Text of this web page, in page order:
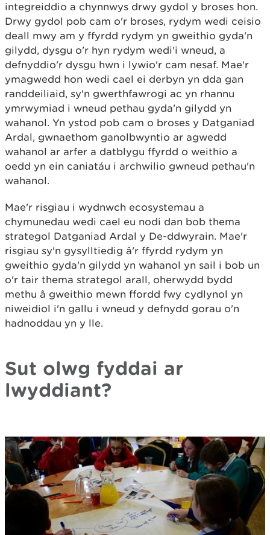
integreiddio a chynnwys drwy gydol y broses hon.
Drwy gydol pob cam o'r broses, rydym wedi ceisio
deall mwy am y ffyrdd rydym yn gweithio gyda'n
gilydd, dysgu o'r hyn rydym wedi'i wneud, a
defnyddio'r dysgu hwn i lywio'r cam nesaf. Mae'r
ymagwedd hon wedi cael ei derbyn yn dda gan
randdeiliaid, sy'n gwerthfawrogi ac yn rhannu
ymrwymiad i wneud pethau gyda'n gilydd yn
wahanol. Yn ystod pob cam o broses y Datganiad
Ardal, gwnaethom ganolbwyntio ar agwedd
wahanol ar arfer a datblygu ffyrdd o weithio a
oedd yn ein caniatáu i archwilio gwneud pethau'n
wahanol.
Mae'r risgiau i wydnwch ecosystemau a
chymunedau wedi cael eu nodi dan bob thema
strategol Datganiad Ardal y De-ddwyrain. Mae'r
risgiau sy'n gysylltiedig â'r ffyrdd rydym yn
gweithio gyda'n gilydd yn wahanol yn sail i bob un
o'r tair thema strategol arall, oherwydd bydd
methu â gweithio mewn ffordd fwy cydlynol yn
niweidiol i'n gallu i wneud y defnydd gorau o'n
hadnoddau yn y lle.
Sut olwg fyddai ar
lwyddiant?